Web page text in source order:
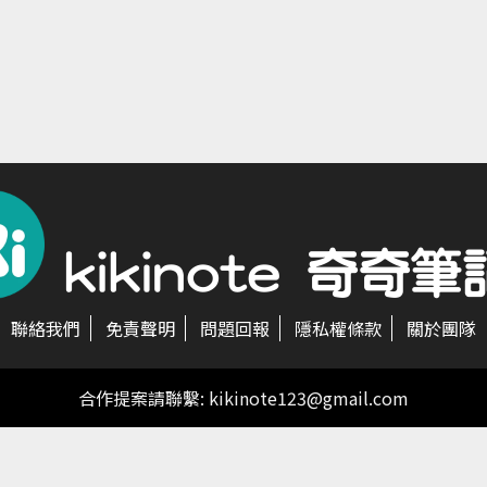
聯絡我們 免責聲明 問題回報 隱私權條款 關於團隊
合作提案請聯繫: kikinote123@gmail.com